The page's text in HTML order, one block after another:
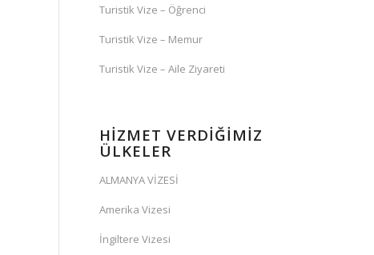
Turistik Vize – Öğrenci
Turistik Vize – Memur
Turistik Vize – Aile Ziyareti
HİZMET VERDİĞİMİZ
ÜLKELER
ALMANYA VİZESİ
Amerika Vizesi
İngiltere Vizesi